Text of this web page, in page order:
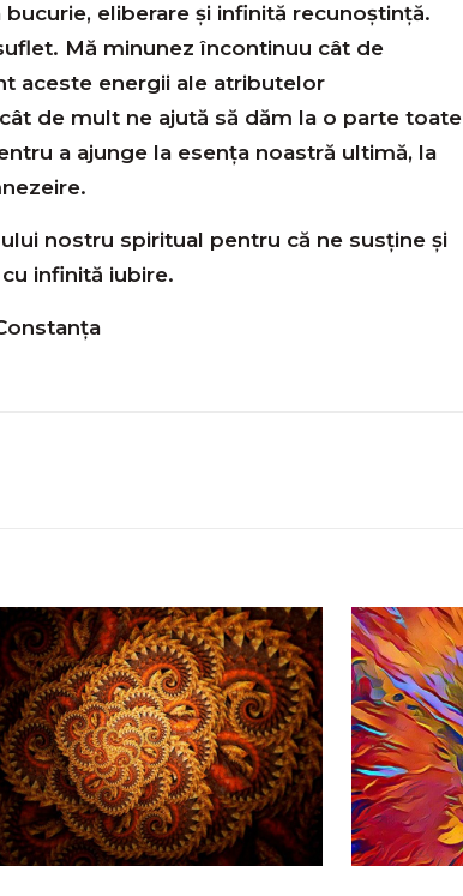
bucurie, eliberare şi infinită recunoştinţă.
Mă minunez încontinuu cât de
aceste energii ale atributelor
de mult ne ajută să dăm la o parte toate
a ajunge la esența noastră ultimă, la
nostru spiritual pentru că ne susține și
infinită iubire.